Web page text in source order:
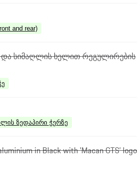
and rear)
და სიმაღლის ხელით რეგულირების
ზედაპირი ჭერზე
in Black with 'Macan GTS’ logo